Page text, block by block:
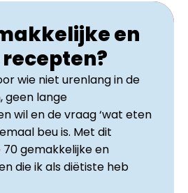
en
wie niet urenlang in de
geen lange
wil en de vraag ‘wat eten
beu is. Met dit
gemakkelijke en
die ik als diëtiste heb